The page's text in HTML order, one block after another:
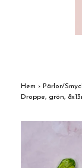
Hem › Pärlor/
Droppe, grön,